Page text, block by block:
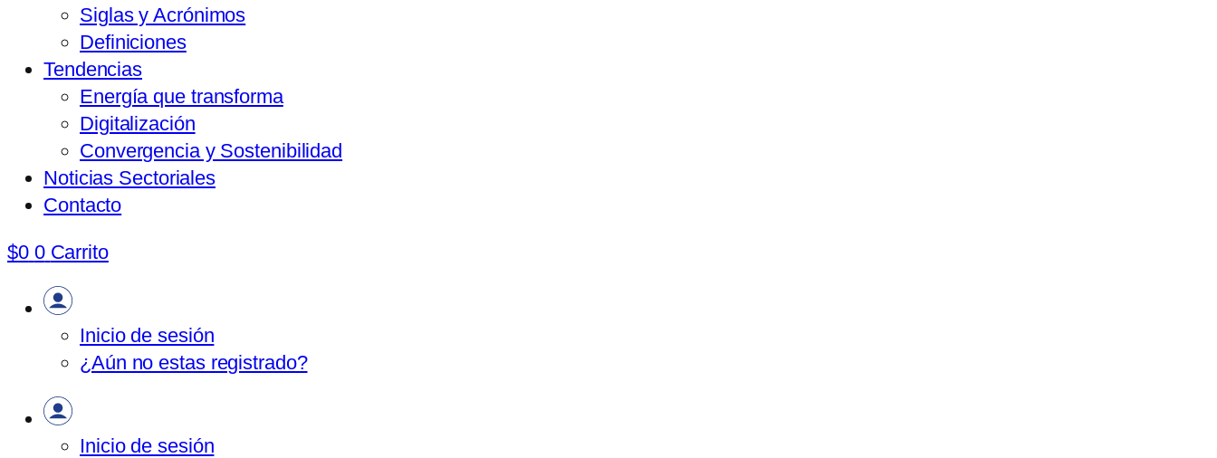
Siglas y Acrónimos
Definiciones
Tendencias
Energía que transforma
Digitalización
Convergencia y Sostenibilidad
Noticias Sectoriales
Contacto
$0 0 Carrito
Inicio de sesión
¿Aún no estas registrado?
Inicio de sesión